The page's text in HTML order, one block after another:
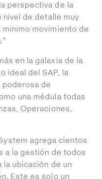
perspectiva de la
nivel de detalle muy
movimiento de
en la galaxia de la
ideal del SAP, la
poderosa de
una médula todas
Operaciones,
agrega cientos
a la gestión de todos
la ubicación de un
Este es solo un